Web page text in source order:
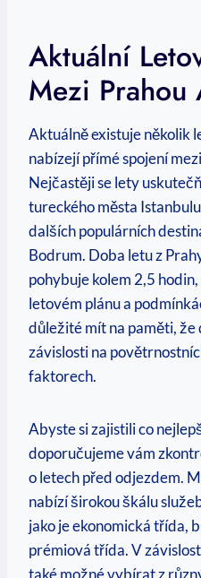
Aktuální
Mezi Prahou
Aktuálně existuje několik
nabízejí přímé spojení
Nejčastěji se lety
tureckého města
dalších populárních
Bodrum. Doba letu z
pohybuje kolem 2,5
letovém plánu a
důležité mít na paměti, že
závislosti na
faktorech.
Abyste si zajistili co
doporučujeme vám
o letech před odjezdem.
nabízí širokou škálu
jako je ekonomická třída,
prémiová třída. V
také možné vybírat z